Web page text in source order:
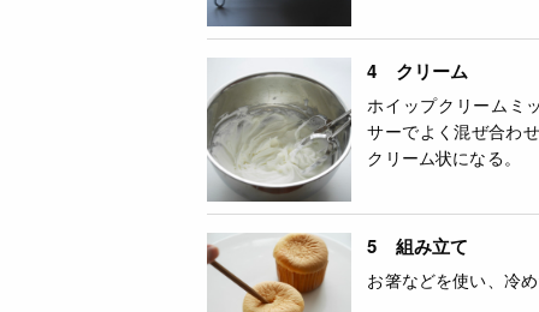
4 クリーム
ホイップクリームミ
サーでよく混ぜ合わ
クリーム状になる。
5 組み立て
お箸などを使い、冷